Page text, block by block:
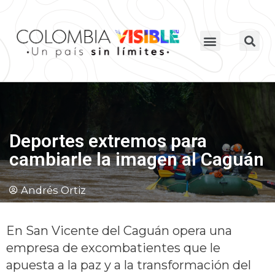
Deportes extremos para
cambiarle la imagen al Caguán
Andrés Ortiz
En San Vicente del Caguán opera una
empresa de excombatientes que le
apuesta a la paz y a la transformación del